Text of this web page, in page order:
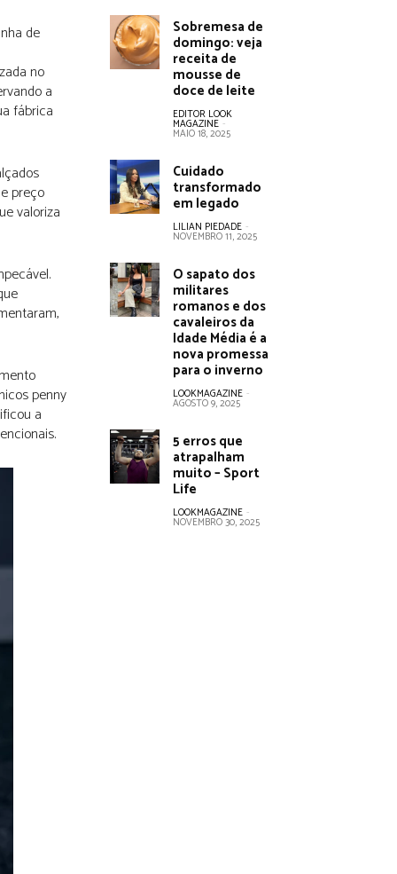
de
no
a
fábrica
preço
valoriza
penny
a
Sobremesa de
domingo: veja
receita de
mousse de
doce de leite
EDITOR LOOK
MAGAZINE -
MAIO 18, 2025
Cuidado
transformado
em legado
LILIAN PIEDADE -
NOVEMBRO 11, 2025
O sapato dos
militares
romanos e dos
cavaleiros da
Idade Média é a
nova promessa
para o inverno
LOOKMAGAZINE -
AGOSTO 9, 2025
5 erros que
atrapalham
muito – Sport
Life
LOOKMAGAZINE -
NOVEMBRO 30, 2025